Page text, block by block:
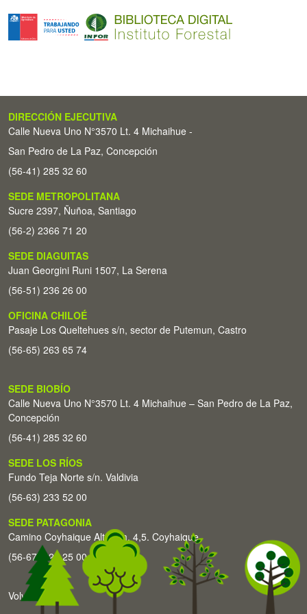
DIRECCIÓN EJECUTIVA
Calle Nueva Uno N°3570 Lt. 4 Michaihue -
San Pedro de La Paz, Concepción
(56-41) 285 32 60
SEDE METROPOLITANA
Sucre 2397, Ñuñoa, Santiago
(56-2) 2366 71 20
SEDE DIAGUITAS
Juan Georgini Runi 1507, La Serena
(56-51) 236 26 00
OFICINA CHILOÉ
Pasaje Los Queltehues s/n, sector de Putemun, Castro
(56-65) 263 65 74
SEDE BIOBÍO
Calle Nueva Uno N°3570 Lt. 4 Michaihue – San Pedro de La Paz,
Concepción
(56-41) 285 32 60
SEDE LOS RÍOS
Fundo Teja Norte s/n. Valdivia
(56-63) 233 52 00
SEDE PATAGONIA
Camino Coyhaique Alto Km. 4,5. Coyhaique
(56-67) 226 25 00
Volver arriba